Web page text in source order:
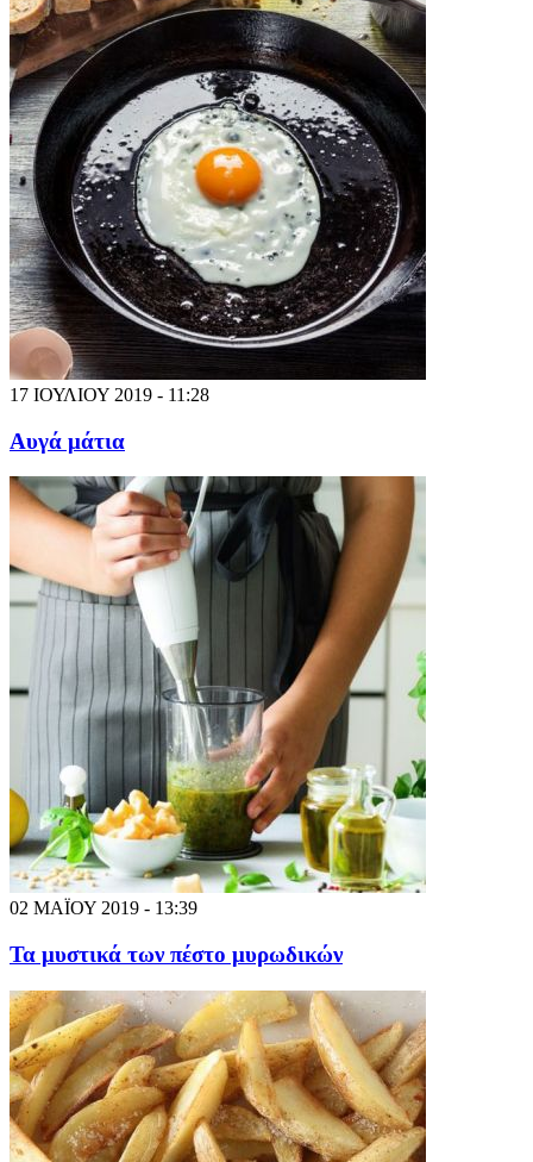
17 ΙΟΥΛΙΟΥ 2019 - 11:28
Αυγά μάτια
02 ΜΑΪΟΥ 2019 - 13:39
Τα μυστικά των πέστο μυρωδικών